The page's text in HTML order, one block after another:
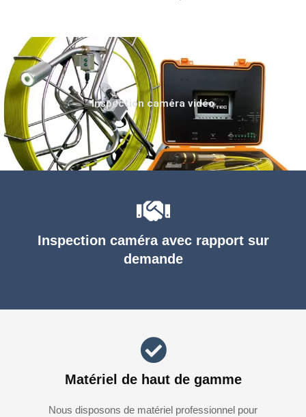
Inspection caméra avec rapport sur
demande
Matériel de haut de gamme
Nous disposons de matériel professionnel pour
Inspection caméra vidéo